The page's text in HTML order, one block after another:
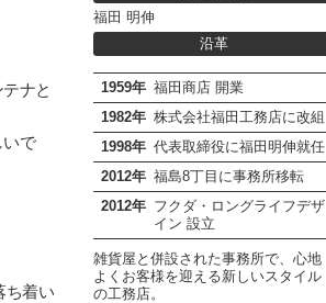
ナと
いで
ち着い
福田 明伸
沿革
1959年 福田商店 開業
1982年 株式会社福田工務店に改組
1998年 代表取締役に福田明伸就任
2012年 福島8丁目に事務所移転
2012年 フクダ・ロングライフデザ
イン 設立
雑貨屋と併設された事務所で、心地
よくお客様を迎える新しいスタイル
の工務店。